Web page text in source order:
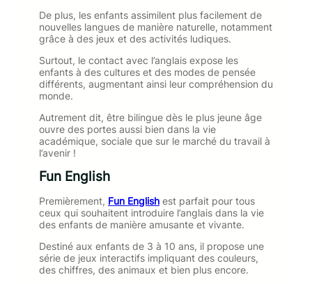
De plus, les enfants assimilent plus facilement de
nouvelles langues de manière naturelle, notamment
grâce à des jeux et des activités ludiques.
Surtout, le contact avec l’anglais expose les
enfants à des cultures et des modes de pensée
différents, augmentant ainsi leur compréhension du
monde.
Autrement dit, être bilingue dès le plus jeune âge
ouvre des portes aussi bien dans la vie
académique, sociale que sur le marché du travail à
l’avenir !
Fun English
Premièrement, Fun English est parfait pour tous
ceux qui souhaitent introduire l’anglais dans la vie
des enfants de manière amusante et vivante.
Destiné aux enfants de 3 à 10 ans, il propose une
série de jeux interactifs impliquant des couleurs,
des chiffres, des animaux et bien plus encore.